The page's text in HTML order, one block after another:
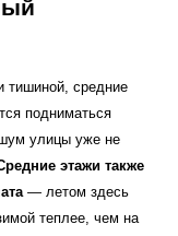
тишиной, средние
подниматься
улицы уже не
этажи также
— летом здесь
теплее, чем на